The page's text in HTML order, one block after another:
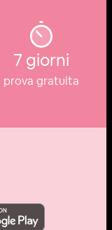
7 giorni
prova gratuita